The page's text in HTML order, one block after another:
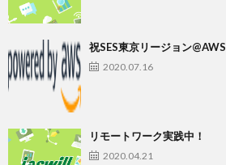
祝SES東京リージョン@AWS
2020.07.16
リモートワーク実践中！
2020.04.21